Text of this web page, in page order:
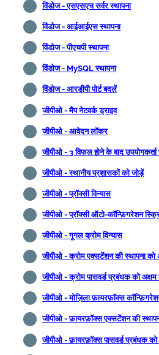
विंडोज - एसएसएच सर्वर स्थापना
विंडोज - आईआईएस स्थापना
विंडोज - पीएचपी स्थापना
विंडोज - MySQL स्थापना
विंडोज - आरडीपी पोर्ट बदलें
जीपीओ - मैप नेटवर्क ड्राइव
जीपीओ - आवेदन लॉकर
जीपीओ - 3 विफल होने के बाद
जीपीओ - स्थानीय प्रशासकों को जोड़ें
जीपीओ - प्रॉक्सी विन्यास
जीपीओ - प्रॉक्सी ऑटो-कॉन्फ़िगरेशन
जीपीओ - गूगल क्रोम विन्यास
जीपीओ - क्रोम एक्सटेंशन की स्थापना को
जीपीओ - क्रोम पासवर्ड प्रबंधक को
जीपीओ - मोज़िला फ़ायरफ़ॉक्स
जीपीओ - फ़ायरफ़ॉक्स एक्सटेंशन की
जीपीओ - फ़ायरफ़ॉक्स पासवर्ड प्रबंधक